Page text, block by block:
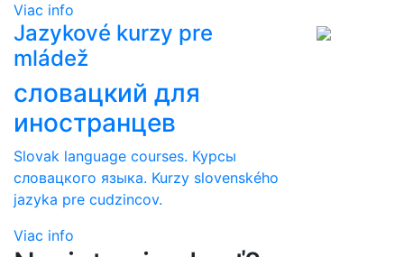
Viac info
Jazykové kurzy pre
mládež
словацкий для
иностранцев
Slovak language courses. Курсы
словацкого языка. Kurzy slovenského
jazyka pre cudzincov.
Viac info